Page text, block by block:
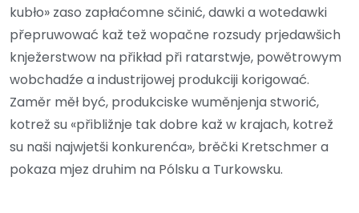
kubło» zaso zapłaćomne sčinić, dawki a wotedawki
přepruwować kaž tež wopačne rozsudy prjedawšich
knježerstwow na přikład při ratarstwje, powětrowym
wobchadźe a industrijowej produkciji korigować.
Zaměr měł być, produkciske wuměnjenja stworić,
kotrež su «přibližnje tak dobre kaž w krajach, kotrež
su naši najwjetši konkurenća», brěčki Kretschmer a
pokaza mjez druhim na Pólsku a Turkowsku.